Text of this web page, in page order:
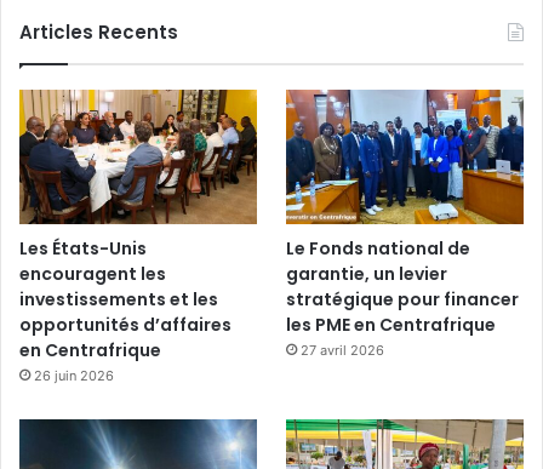
Articles Recents
Les États-Unis
encouragent les
investissements et les
opportunités d’affaires
en Centrafrique
26 juin 2026
Le Fonds national de
garantie, un levier
stratégique pour financer
les PME en Centrafrique
27 avril 2026